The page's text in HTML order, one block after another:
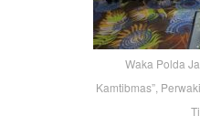
Waka Polda
Kamtibmas”,